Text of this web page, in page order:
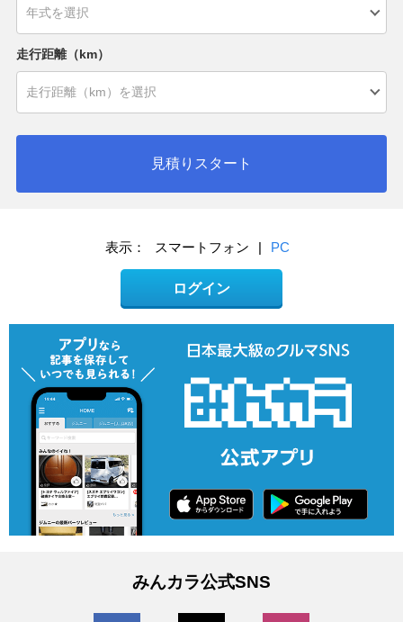
走行距離（km）
見積りスタート
表示： スマートフォン | PC
ログイン
みんカラ公式SNS